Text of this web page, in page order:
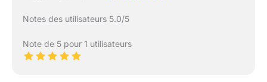
Notes des utilisateurs 5.0/5
Note de 5 pour 1 utilisateurs